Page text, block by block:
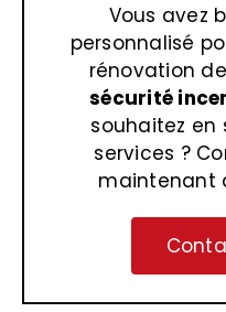
Vous avez
personnalisé
rénovation
sécurité
souhaitez en
services ?
maintenant